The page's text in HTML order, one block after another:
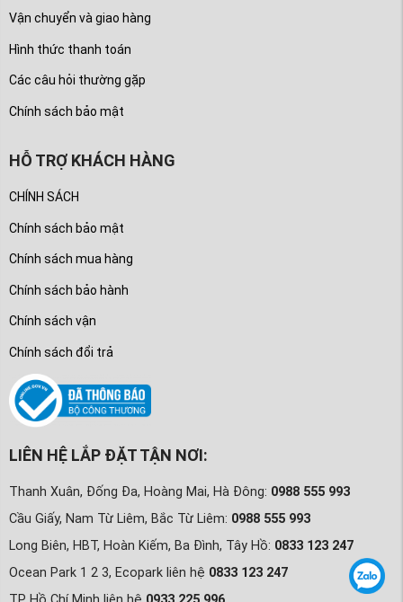
Vận chuyển và giao hàng
Hình thức thanh toán
Các câu hỏi thường gặp
Chính sách bảo mật
HỖ TRỢ KHÁCH HÀNG
CHÍNH SÁCH
Chính sách bảo mật
Chính sách mua hàng
Chính sách bảo hành
Chính sách vận
Chính sách đổi trả
LIÊN HỆ LẮP ĐẶT TẬN NƠI:
Thanh Xuân, Đống Đa, Hoàng Mai, Hà Đông: 0988 555 993
Cầu Giấy, Nam Từ Liêm, Bắc Từ Liêm: 0988 555 993
Long Biên, HBT, Hoàn Kiếm, Ba Đình, Tây Hồ: 0833 123 247
Ocean Park 1 2 3, Ecopark liên hệ 0833 123 247